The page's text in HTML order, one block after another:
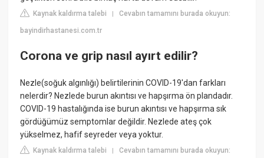
Kaynak kaldırma talebi |Cevabın tamamını burada okuyun:
bayindirhastanesi.com.tr
Corona ve grip nasıl ayırt edilir?
Nezle(soğuk algınlığı) belirtilerinin COVID-19'dan farkları
nelerdir? Nezlede burun akıntısı ve hapşırma ön plandadır.
COVID-19 hastalığında ise burun akıntısı ve hapşırma sık
gördüğümüz semptomlar değildir. Nezlede ateş çok
yükselmez, hafif seyreder veya yoktur.
Kaynak kaldırma talebi |Cevabın tamamını burada okuyun: